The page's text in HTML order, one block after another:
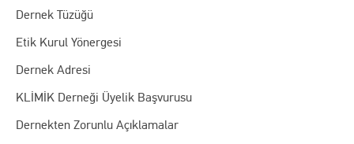
Dernek Tüzüğü
Etik Kurul Yönergesi
Dernek Adresi
KLİMİK Derneği Üyelik Başvurusu
Dernekten Zorunlu Açıklamalar